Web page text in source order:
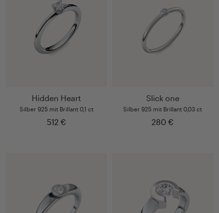
Hidden Heart
Silber 925 mit Brillant 0,1 ct
512 €
Slick one
Silber 925 mit Brillant 0,03 ct
280 €